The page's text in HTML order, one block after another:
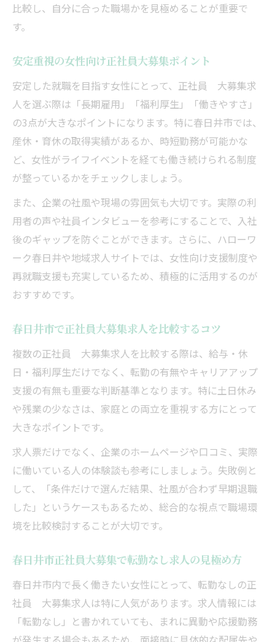
春日井市中途採用正社員大募集求人の特徴
択基準
正社員大募集求人で転職活動を成功させる
秘訣
正社員大募集を通じた春日井での安定就職術
正社員大募集求人で安定就職を叶える方法
春日井市正社員大募集求人で長期雇用を目
女性が選ぶ春日井市正社員大募集就職成功
談
正社員大募集求人で叶える理想の働き方
春日井市正社員大募集で福利厚生を重視す
る理由
未経験から始める正社員大募集求人の魅力
春日井市で未経験歓迎正社員大募集探しの
コツ
未経験女性におすすめの正社員大募集求人
特集
正社員大募集求人で実現する新しいキャリ
ア
春日井市正社員大募集でスキルアップを目
指す
比較し、自分に合った職場かを見極めることが重要で
す。
安定重視の女性向け正社員大募集ポイント
安定した就職を目指す女性にとって、正社員 大募集求
人を選ぶ際は「長期雇用」「福利厚生」「働きやすさ」
の3点が大きなポイントになります。特に春日井市では、
産休・育休の取得実績があるか、時短勤務が可能かな
ど、女性がライフイベントを経ても働き続けられる制度
が整っているかをチェックしましょう。
また、企業の社風や現場の雰囲気も大切です。実際の利
用者の声や社員インタビューを参考にすることで、入社
後のギャップを防ぐことができます。さらに、ハローワ
ーク春日井や地域求人サイトでは、女性向け支援制度や
再就職支援も充実しているため、積極的に活用するのが
おすすめです。
春日井市で正社員大募集求人を比較するコツ
複数の正社員 大募集求人を比較する際は、給与・休
日・福利厚生だけでなく、転勤の有無やキャリアアップ
支援の有無も重要な判断基準となります。特に土日休み
や残業の少なさは、家庭との両立を重視する方にとって
大きなポイントです。
求人票だけでなく、企業のホームページや口コミ、実際
に働いている人の体験談も参考にしましょう。失敗例と
して、「条件だけで選んだ結果、社風が合わず早期退職
した」というケースもあるため、総合的な視点で職場環
境を比較検討することが大切です。
春日井市正社員大募集で転勤なし求人の見極め方
春日井市内で長く働きたい女性にとって、転勤なしの正
社員 大募集求人は特に人気があります。求人情報には
「転勤なし」と書かれていても、まれに異動や応援勤務